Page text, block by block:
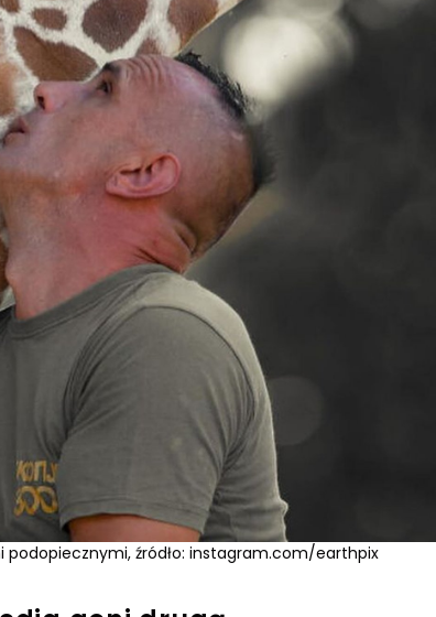
podopiecznymi, źródło: instagram.com/earthpix